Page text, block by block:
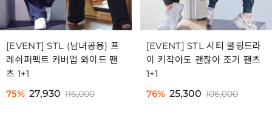
[EVENT] STL (남녀공용) 프
레쉬퍼펙트 커버업 와이드 팬
츠 1+1
75% 27,930 116,000
[EVENT] STL 시티 쿨링드라
이 키작아도 괜찮아 조거 팬츠
1+1
76% 25,300 106,000